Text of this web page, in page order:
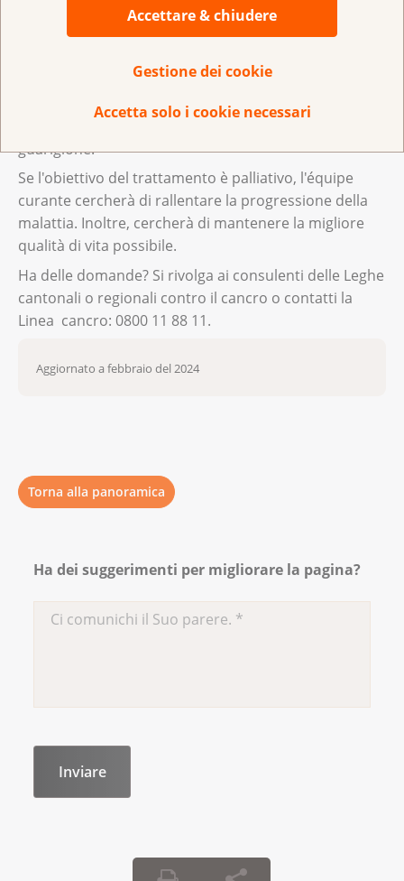
Accettare & chiudere
Gestione dei cookie
Accetta solo i cookie necessari
curante cercherà di curare il tumore. La possibilità di
guarire dal cancro dell'ovaio dipende da vari fattori.
guarigione.
Se l'obiettivo del trattamento è palliativo, l'équipe
curante cercherà di rallentare la progressione della
malattia. Inoltre, cercherà di mantenere la migliore
qualità di vita possibile.
Ha delle domande? Si rivolga ai consulenti delle Leghe
cantonali o regionali contro il cancro o contatti la
Linea cancro: 0800 11 88 11.
Aggiornato a febbraio del 2024
Torna alla panoramica
Ha dei suggerimenti per migliorare la pagina?